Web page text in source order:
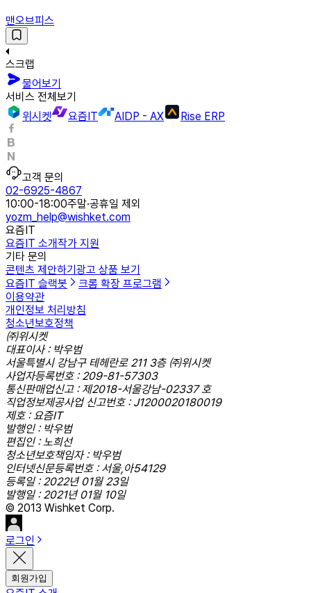
맨오브피스
스크랩
물어보기
서비스 전체보기
위시켓
요즘IT AIDP - AX Rise ERP
고객 문의
02-6925-4867
10:00-18:00주말·공휴일 제외
yozm_help@wishket.com
요즘IT
요즘IT 소개작가 지원
기타 문의
콘텐츠 제안하기광고 상품 보기
요즘IT 슬랙봇
크롬 확장 프로그램
이용약관
개인정보 처리방침
청소년보호정책
㈜위시켓
대표이사 : 박우범
서울특별시 강남구 테헤란로 211 3층 ㈜위시켓
사업자등록번호 : 209-81-57303
통신판매업신고 : 제2018-서울강남-02337 호
직업정보제공사업 신고번호 : J1200020180019
제호 : 요즘IT
발행인 : 박우범
편집인 : 노희선
청소년보호책임자 : 박우범
인터넷신문등록번호 : 서울,아54129
등록일 : 2022년 01월 23일
발행일 : 2021년 01월 10일
© 2013 Wishket Corp.
로그인
회원가입